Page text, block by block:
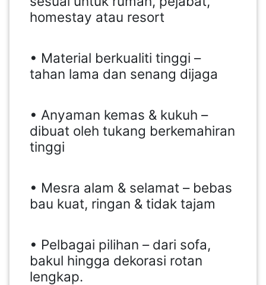
homestay atau resort
• Material berkualiti tinggi –
tahan lama dan senang dijaga
• Anyaman kemas & kukuh –
dibuat oleh tukang berkemahiran
tinggi
• Mesra alam & selamat – bebas
bau kuat, ringan & tidak tajam
• Pelbagai pilihan – dari sofa,
bakul hingga dekorasi rotan
lengkap.